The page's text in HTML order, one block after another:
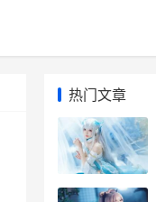
热门文章